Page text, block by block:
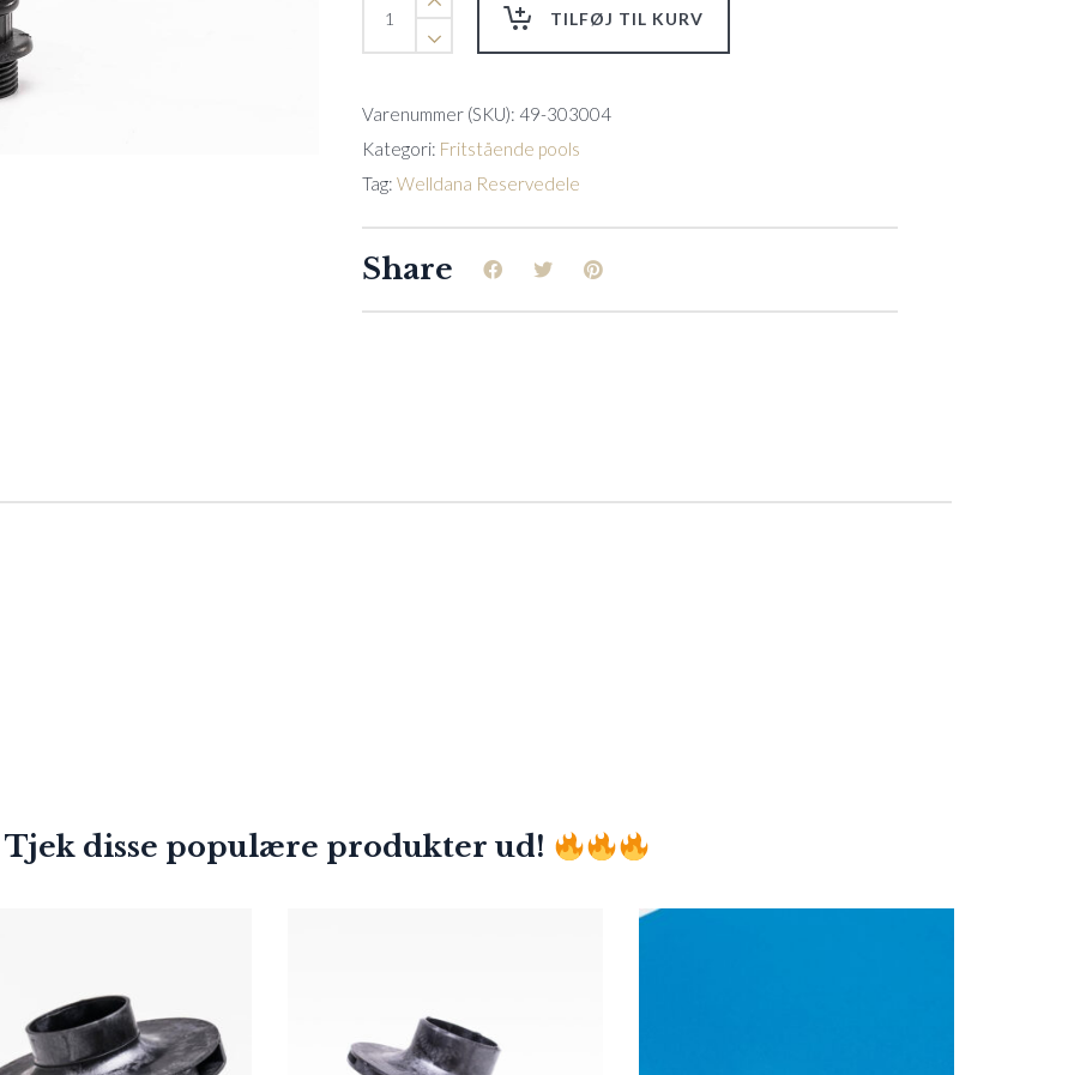
arm
L
150
Comfortana
TILFØJ TIL KURV
Varenummer (SKU): 49-303004
Kategori: Fritstående pools
Tag: Welldana Reservedele
Share
Tjek disse populære produkter ud!